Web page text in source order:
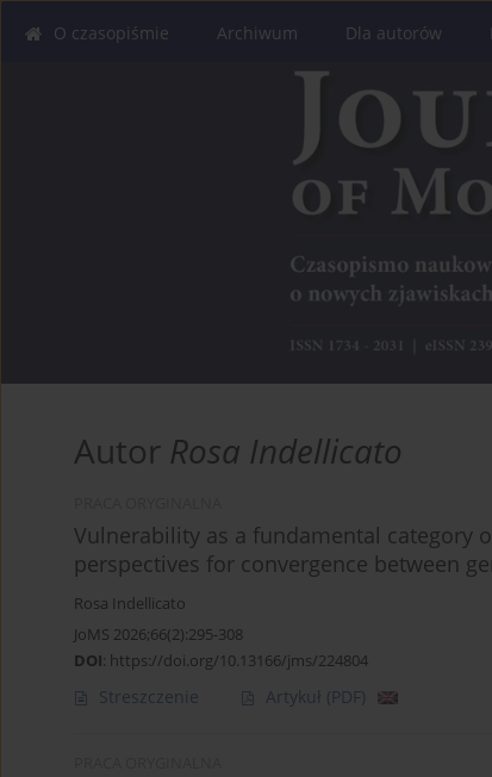
O czasopiśmie Archiwum Dla autorów
Autor Rosa Indellicato
Vulnerability as a fundamental category
perspectives for convergence between
Rosa Indellicato
JoMS 2026;66(2):295-308
DOI: https://doi.org/10.13166/jms/224804
Streszczenie Artykuł (PDF)